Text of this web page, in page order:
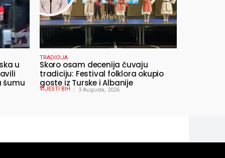
u
šumu
TRADICIJA
Skoro osam decenija čuvaju
tradiciju: Festival folklora okupio
goste iz Turske i Albanije
VIJESTI BIH 3 Augusta, 2026